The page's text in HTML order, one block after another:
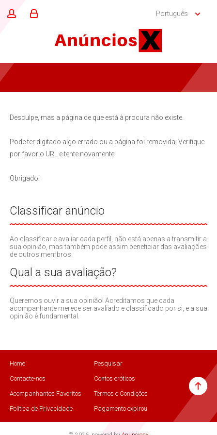
Português
Desculpe, mas a página de que está à procura não existe.
Pode ter digitado algo errado ou a página foi removida; Verifique
por favor o URL e tente novamente.
Obrigado!
Classificar anúncio
Ao classificar e avaliar cada perfil, não está apenas a transmitir a
sua opinião, mas também pode assim beneficiar das avaliações
de outros membros.
Qual a sua avaliação?
Queremos ouvir a sua opinião! Acreditamos que cada
acompanhante merece ser avaliado e classificado por si, e a sua
opinião é fundamental.
Home Pesquisar
Contacte-nos Contos eróticos
Acompanhantes Favoritos Termos e Condições
Política de Privacidade Pagamento expirou